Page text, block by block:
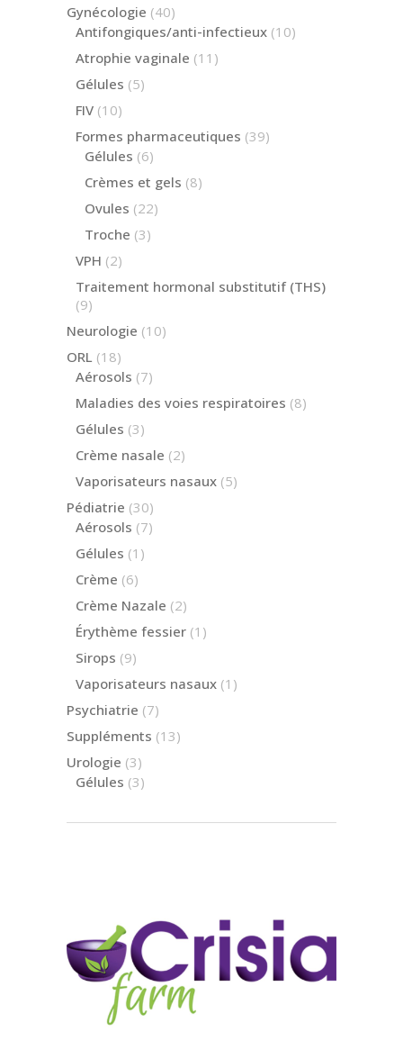
Gynécologie 4040
produits
Antifongiques/anti-infectieux 1010
Atrophie vaginale 11 11
Gélules 55
FIV 1010
Formes pharmaceutiques 3939
Gélules 66
Crèmes et gels 88
Ovules 2222
Troche 33
VPH 22
Traitement hormonal substitutif (THS)
99
Neurologie 1010
ORL 1818
produits
Aérosols 77
Maladies des voies respiratoires 88
Gélules 33
Crème nasale 22
Vaporisateurs nasaux 55
Pédiatrie 3030
produits
Aérosols 77
Gélules 1 1
Crème 66
Crème Nazale 22
Érythème fessier 1 1
Sirops 99
Vaporisateurs nasaux 1 1
Psychiatrie 77
Suppléments 1313
Urologie 33
produits
Gélules 33